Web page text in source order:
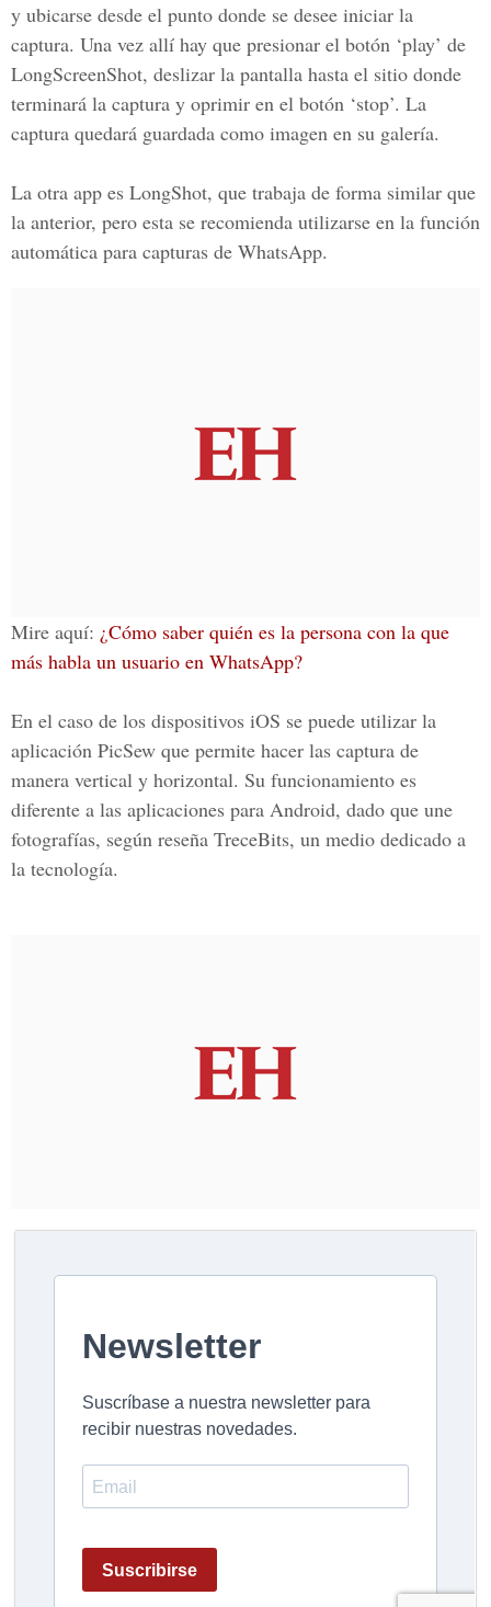
y ubicarse desde el punto donde se desee iniciar la
captura. Una vez allí hay que presionar el botón ‘play’ de
LongScreenShot, deslizar la pantalla hasta el sitio donde
terminará la captura y oprimir en el botón ‘stop’. La
captura quedará guardada como imagen en su galería.
La otra app es LongShot, que trabaja de forma similar que
la anterior, pero esta se recomienda utilizarse en la función
automática para capturas de WhatsApp.
Mire aquí: ¿Cómo saber quién es la persona con la que
más habla un usuario en WhatsApp?
En el caso de los dispositivos iOS se puede utilizar la
aplicación PicSew que permite hacer las captura de
manera vertical y horizontal. Su funcionamiento es
diferente a las aplicaciones para Android, dado que une
fotografías, según reseña TreceBits, un medio dedicado a
la tecnología.